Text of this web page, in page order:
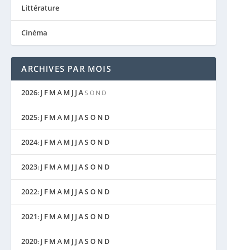
Littérature
Cinéma
ARCHIVES PAR MOIS
2026: J F M A M J J A S O N D
2025: J F M A M J J AS O N D
2024: J F M A M J J AS O N D
2023: J F M A M J J AS O N D
2022: J F M A M J J AS O N D
2021: J F M A M J J AS O N D
2020: J F M A M J J AS O N D